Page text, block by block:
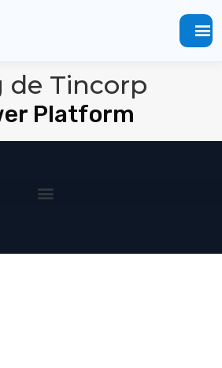
menu
de Tincorp
Platform